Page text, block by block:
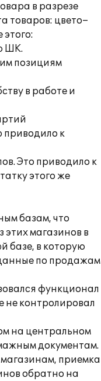
в разрезе
товаров: цвето–
ШК.
позициям
в работе и
приводило к
Это приводило к
этого же
базам, что
магазинов в
базе, в которую
по продажам
функционал
не контролировал
на центральном
документам.
приемка
обратно на